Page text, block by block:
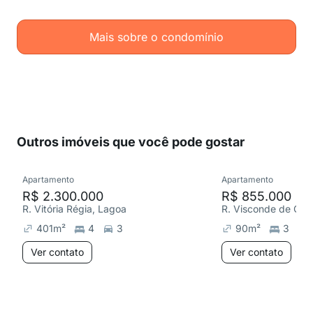
Mais sobre o condomínio
Outros imóveis que você pode gostar
Apartamento
R$ 2.300.000
R. Vitória Régia, Lagoa
401m² 4
3
Ver contato
Apartamento
R$ 855.000
R. Visconde de
90m²
3
Ver contato